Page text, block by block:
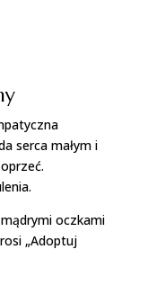
serca małym i
oczkami
„Adoptuj